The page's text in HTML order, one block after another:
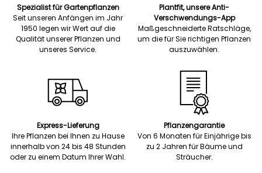
Spezialist für Gartenpflanzen
Seit unseren Anfängen im Jahr
1950 legen wir Wert auf die
Qualität unserer Pflanzen und
unseres Service.
Plantfit, unsere Anti-
Verschwendungs-App
Maßgeschneiderte Ratschläge,
um die für Sie richtigen Pflanzen
auszuwählen.
Express-Lieferung
Ihre Pflanzen bei Ihnen zu Hause
innerhalb von 24 bis 48 Stunden
oder zu einem Datum Ihrer Wahl.
Pflanzengarantie
Von 6 Monaten für Einjährige bis
zu 2 Jahren für Bäume und
Sträucher.